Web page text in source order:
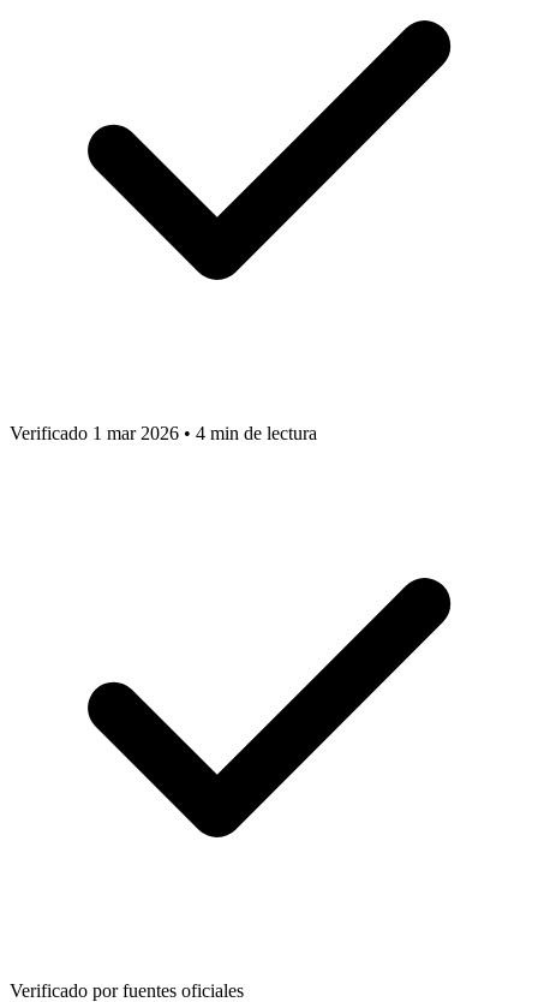
Verificado 1 mar 2026 • 4 min de lectura
Verificado por fuentes oficiales